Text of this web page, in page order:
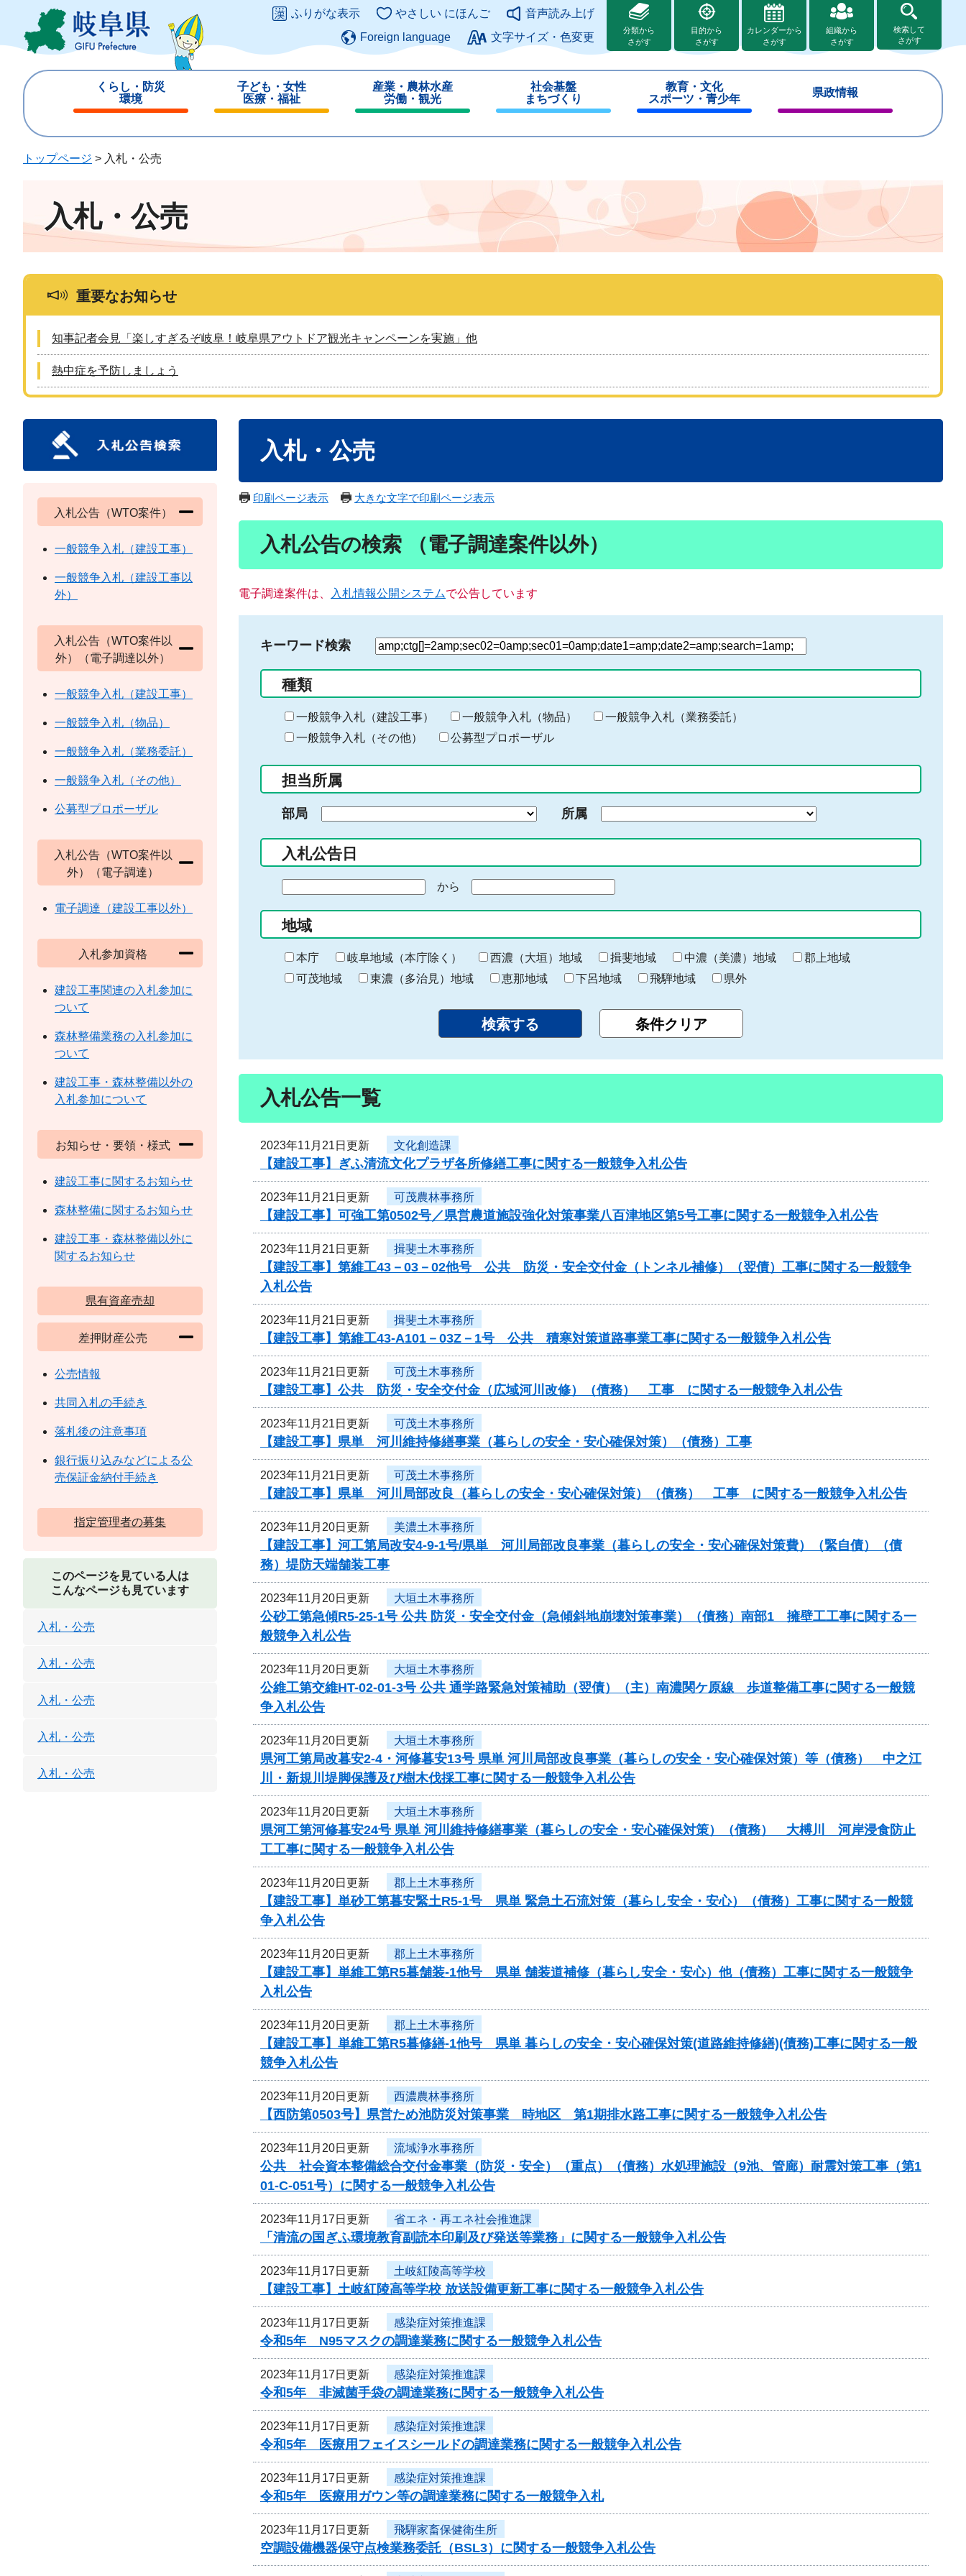
ジ
ュ
このページの本文へ
ふりがな表示 やさしい にほんご
音声読み上げ
Foreign language
文字サイズ・色変更
分類から
さがす
目的から
さがす
カレンダーから
さがす
組織から
さがす
検索して
さがす
くらし・防災
環境
じ
子ども・女性
医療・福祉
じ
産業・農林水産
労働・観光
じ
社会基盤
まちづくり
じ
教育・文化
スポーツ・青少年
じ
県政情報
じ
トップページ > 入札・公売
入札・公売
重要なお知らせ
知事記者会見「楽しすぎるぞ岐阜！岐阜県アウトドア観光キャンペーンを実施」他
熱中症を予防しましょう
入札・公売
印刷ページ表示 大きな文字で印刷ページ表示
入札公告の検索 （電子調達案件以外）
電子調達案件は、 入札情報公開システムで公告しています
キーワード検索
検
る
キ
ー
ー
入
力
種類
一般競争入札（建設工事） 一般競争入札（物品）
一般競争入札（業務委託）
一般競争入札（その他）
公募型プロポーザル
担当所属
部局 所属
入札公告日
の
始
ま
り
から
終
わ
り
地域
本庁 岐阜地域（本庁除く） 西濃（大垣）地域 揖斐地域 中濃（美濃）地域
郡上地域
可茂地域
東濃（多治見）地域 恵那地域 下呂地域 飛騨地域 県外
入札公告一覧
2023年11月21日更新 文化創造課
【建設工事】ぎふ清流文化プラザ各所修繕工事に関する一般競争入札公告
2023年11月21日更新 可茂農林事務所
【建設工事】可強工第0502号／県営農道施設強化対策事業八百津地区第5号工事に関する一般競争入札公告
2023年11月21日更新 揖斐土木事務所
【建設工事】第維工43－03－02他号 公共 防災・安全交付金（トンネル補修）（翌債）工事に関する一般競争
入札公告
2023年11月21日更新 揖斐土木事務所
【建設工事】第維工43-A101－03Z－1号 公共 積寒対策道路事業工事に関する一般競争入札公告
2023年11月21日更新 可茂土木事務所
【建設工事】公共 防災・安全交付金（広域河川改修）（債務） 工事 に関する一般競争入札公告
2023年11月21日更新 可茂土木事務所
【建設工事】県単 河川維持修繕事業（暮らしの安全・安心確保対策）（債務）工事
2023年11月21日更新 可茂土木事務所
【建設工事】県単 河川局部改良（暮らしの安全・安心確保対策）（債務） 工事 に関する一般競争入札公告
2023年11月20日更新 美濃土木事務所
【建設工事】河工第局改安4-9-1号/県単 河川局部改良事業（暮らしの安全・安心確保対策費）（緊自債）（債
務）堤防天端舗装工事
2023年11月20日更新 大垣土木事務所
公砂工第急傾R5-25-1号 公共 防災・安全交付金（急傾斜地崩壊対策事業）（債務）南部1 擁壁工工事に関する一
般競争入札公告
2023年11月20日更新 大垣土木事務所
公維工第交維HT-02-01-3号 公共 通学路緊急対策補助（翌債）（主）南濃関ケ原線 歩道整備工事に関する一般競
争入札公告
2023年11月20日更新 大垣土木事務所
県河工第局改暮安2-4・河修暮安13号 県単 河川局部改良事業（暮らしの安全・安心確保対策）等（債務） 中之江
川・新規川堤脚保護及び樹木伐採工事に関する一般競争入札公告
2023年11月20日更新 大垣土木事務所
県河工第河修暮安24号 県単 河川維持修繕事業（暮らしの安全・安心確保対策）（債務） 大榑川 河岸浸食防止
工工事に関する一般競争入札公告
2023年11月20日更新 郡上土木事務所
【建設工事】単砂工第暮安緊土R5-1号 県単 緊急土石流対策（暮らし安全・安心）（債務）工事に関する一般競
争入札公告
2023年11月20日更新 郡上土木事務所
【建設工事】単維工第R5暮舗装-1他号 県単 舗装道補修（暮らし安全・安心）他（債務）工事に関する一般競争
入札公告
2023年11月20日更新 郡上土木事務所
【建設工事】単維工第R5暮修繕-1他号 県単 暮らしの安全・安心確保対策(道路維持修繕)(債務)工事に関する一般
競争入札公告
2023年11月20日更新 西濃農林事務所
【西防第0503号】県営ため池防災対策事業 時地区 第1期排水路工事に関する一般競争入札公告
2023年11月20日更新 流域浄水事務所
公共 社会資本整備総合交付金事業（防災・安全）（重点）（債務）水処理施設（9池、管廊）耐震対策工事（第1
01-C-051号）に関する一般競争入札公告
2023年11月17日更新 省エネ・再エネ社会推進課
「清流の国ぎふ環境教育副読本印刷及び発送等業務」に関する一般競争入札公告
2023年11月17日更新 土岐紅陵高等学校
【建設工事】土岐紅陵高等学校 放送設備更新工事に関する一般競争入札公告
2023年11月17日更新 感染症対策推進課
令和5年 N95マスクの調達業務に関する一般競争入札公告
2023年11月17日更新 感染症対策推進課
令和5年 非滅菌手袋の調達業務に関する一般競争入札公告
2023年11月17日更新 感染症対策推進課
令和5年 医療用フェイスシールドの調達業務に関する一般競争入札公告
2023年11月17日更新 感染症対策推進課
令和5年 医療用ガウン等の調達業務に関する一般競争入札
2023年11月17日更新 飛騨家畜保健衛生所
空調設備機器保守点検業務委託（BSL3）に関する一般競争入札公告
入札公告（WTO案件）
一般競争入札（建設工事）
一般競争入札（建設工事以
外）
入札公告（WTO案件以
外）（電子調達以外）
一般競争入札（建設工事）
一般競争入札（物品）
一般競争入札（業務委託）
一般競争入札（その他）
公募型プロポーザル
入札公告（WTO案件以
外）（電子調達）
電子調達（建設工事以外）
入札参加資格
建設工事関連の入札参加に
ついて
森林整備業務の入札参加に
ついて
建設工事・森林整備以外の
入札参加について
お知らせ・要領・様式
建設工事に関するお知らせ
森林整備に関するお知らせ
建設工事・森林整備以外に
関するお知らせ
県有資産売却
差押財産公売
公売情報
共同入札の手続き
落札後の注意事項
銀行振り込みなどによる公
売保証金納付手続き
指定管理者の募集
このページを見ている人は
こんなページも見ています
入札・公売
入札・公売
入札・公売
入札・公売
入札・公売